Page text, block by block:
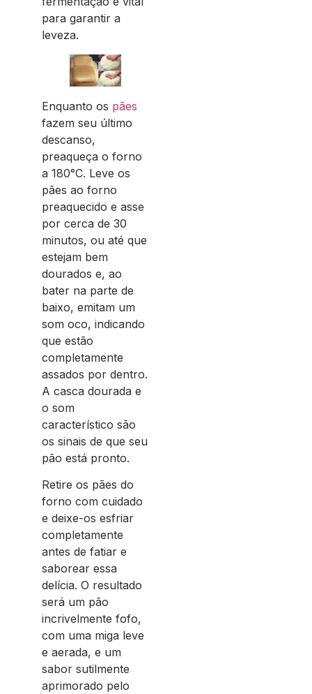
para garantir a
leveza.
Enquanto os pães
fazem seu último
descanso,
preaqueça o forno
a 180°C. Leve os
pães ao forno
preaquecido e asse
por cerca de 30
minutos, ou até que
estejam bem
dourados e, ao
bater na parte de
baixo, emitam um
som oco, indicando
que estão
completamente
assados por dentro.
A casca dourada e
o som
característico são
os sinais de que seu
pão está pronto.
Retire os pães do
forno com cuidado
e deixe-os esfriar
completamente
antes de fatiar e
saborear essa
delícia. O resultado
será um pão
incrivelmente fofo,
com uma miga leve
e aerada, e um
sabor sutilmente
aprimorado pelo